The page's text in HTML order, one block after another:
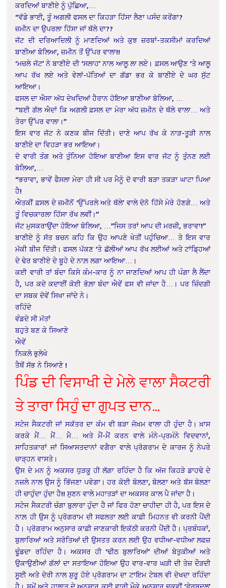
ਕਰਦਿਆਂ ਬਾਣੀਏ ਨੂੰ ਪੁੱਛਿਆ,…
“ਵੱਡੇ ਭਾਈ, ਤੂੰ ਅਗਲੀ ਫਸਲ ਦਾ ਕਿਹੜਾ ਹਿੱਸਾ ਲੈਣਾ ਪਸੰਦ ਕਰੇਂਗਾ?
ਜ਼ਮੀਨ ਦਾ ਉਪਰਲਾ ਹਿੱਸਾ ਜਾਂ ਥੱਲੇ ਦਾ??
ਜੱਟ ਦੀ ਦਰਿਆਦਿਲੀ ਨੂੰ ਮਾਣਦਿਆਂ ਅਤੇ ਕੁਝ ਜ਼ਰਬਾਂ-ਤਕਸੀਮਾਂ ਕਰਦਿਆਂ
ਬਾਣੀਆ ਬੋਲਿਆ, ਜ਼ਮੀਨ ਤੋਂ ਉੱਪਰ ਵਾਲਾ!!
‘ਮਚਲੇ ਜੱਟ’ ਨੇ ਬਾਣੀਏ ਦੀ ‘ਸਲਾਹ’ ਨਾਲ ਆਲੂ ਲਾ ਲਏ। ਫ਼ਸਲ ਆਉਣ ‘ਤੇ ਆਲੂ
ਆਪ ਰੱਖ ਲਏ ਅਤੇ ਵੇਲਾਂ-ਪੱਤਿਆਂ ਦਾ ਗੱਡਾ ਭਰ ਕੇ ਬਾਣੀਏ ਦੇ ਘਰ ਸੁੱਟ
ਆਇਆ।
ਫਸਲ ਦਾ ਐਸਾ ਅੱਧ ਦੇਖਦਿਆਂ ਹੈਰਾਨ ਹੋਇਆ ਬਾਣੀਆ ਬੋਲਿਆ, …
“ਬਈ ਗੱਲ ਐਦਾਂ ਕਿ ਅਗਲੀ ਫ਼ਸਲ ਦਾ ਮੇਰਾ ਅੱਧ ਜ਼ਮੀਨ ਦੇ ਥੱਲੇ ਵਾਲਾ… ਅਤੇ
ਤੇਰਾ ਉੱਪਰ ਵਾਲਾ।”
ਇਸ ਵਾਰ ਜੱਟ ਨੇ ਕਣਕ ਬੀਜ ਦਿੱਤੀ। ਦਾਣੇ ਆਪ ਰੱਖ ਕੇ ਨਾੜ-ਤੂੜੀ ਨਾਲ
ਬਾਣੀਏ ਦਾ ਵਿਹੜਾ ਭਰ ਆਇਆ।
ਦੋ ਵਾਰੀ ਤੰਗ ਅਤੇ ਤੁੰਨਿਆ ਹੋਇਆ ਬਾਣੀਆ ਇਸ ਵਾਰ ਜੱਟ ਨੂੰ ਤੁੰਨਣ ਲਈ
ਬੋਲਿਆ,…
“ਭਰਾਵਾ, ਭਾਵੇਂ ਫੈਸਲਾ ਮੇਰਾ ਹੀ ਸੀ ਪਰ ਮੈਨੂੰ ਦੋ ਵਾਰੀ ਬੜਾ ਤਕੜਾ ਘਾਟਾ ਪਿਆ
ਹੈ!
ਐਤਕੀਂ ਫ਼ਸਲ ਦੇ ਜ਼ਮੀਨੋਂ ‘ਉੱਪਰਲੇ ਅਤੇ ਥੱਲੇ’ ਵਾਲੇ ਦੋਨੋ ਹਿੱਸੇ ਮੇਰੇ ਹੋਣਗੇ… ਅਤੇ
ਤੂੰ ਵਿਚਕਾਰਲਾ ਹਿੱਸਾ ਰੱਖ ਲਵੀਂ।”
ਜੱਟ ਮੁਸਕਰਾਉਂਦਾ ਹੋਇਆ ਬੋਲਿਆ, …”ਜਿਸ ਤਰਾਂ ਆਪ ਦੀ ਮਰਜ਼ੀ, ਭਰਾਵਾ!”
ਬਾਣੀਏ ਨੂੰ ਸੱਤ ਬਚਨ ਕਹਿ ਕਿ ਉਹ ਆਪਣੇ ਖੇਤੀਂ ਪਹੁੰਚਿਆ… ਤੇ ਇਸ ਵਾਰ
ਮੱਕੀ ਬੀਜ ਦਿੱਤੀ। ਫਸਲ ਪੱਕਣ ‘ਤੇ ਛੱਲੀਆਂ ਆਪ ਰੱਖ ਲਈਆਂ ਅਤੇ ਟਾਂਡ੍ਹਿਆਂ
ਦੇ ਢੇਰ ਬਾਣੀਏ ਦੇ ਬੂਹੇ ਦੇ ਨਾਲ਼ ਲਗਾ ਆਇਆ…।
ਕਈ ਵਾਰੀ ਤਾਂ ਬੰਦਾ ਕਿਸੇ ਕੰਮ-ਕਾਰ ਨੂੰ ਨਾ ਜਾਣਦਿਆਂ ਆਪ ਹੀ ਪੰਗਾ ਲੈ ਲੈਂਦਾ
ਹੈ, ਪਰ ਕਦੇ ਕਦਾਈਂ ਕੋਈ ਭੋਲ਼ਾ ਬੰਦਾ ਐਵੇਂ ਫਸ ਵੀ ਜਾਂਦਾ ਹੈ…। ਪਰ ਜ਼ਿੰਦਗੀ
ਦਾ ਸਬਕ ਦੋਵੇਂ ਸਿਖਾ ਜਾਂਦੇ ਨੇ।
ਰਹਿੰਦੇ
ਵੰਡਦੇ ਸੀ ਮੱਤਾਂ
ਬਹੁਤੇ ਬਣ ਕੇ ਸਿਆਣੇ
ਐਵੇਂ
ਨਿਕਲੇ ਭੁਲੇਖੇ
ਤੈਥੋਂ ਸੱਭ ਨੇ ਸਿਆਣੇ !
ਪਿੰਡ ਦੀ ਵਿਸਾਖੀ ਦੇ ਮੇਲੇ ਵਾਲਾ ਸੈਕਟਰੀ
ਤੇ ਤਾਰਾ ਸਿਹੁੰ ਦਾ ਗੁਪਤ ਦਾਨ…
ਸਟੇਜ ਸੈਕਟਰੀ ਜਾਂ ਸਕੱਤਰ ਦਾ ਕੰਮ ਵੀ ਬੜਾ ਜੋਖ਼ਮ ਵਾਲਾ ਹੀ ਹੁੰਦਾ ਹੈ। ਖ਼ਾਸ
ਕਰਕੇ ਮੈਂ… ਮੈਂ… ਮੈ… ਅਤੇ ਮੈਂ-ਮੈਂ ਕਰਨ ਵਾਲੇ ਮੰਨੇ-ਪ੍ਰਮੰਨੇ ਵਿਦਵਾਨਾਂ,
ਸਾਹਿਤਕਾਰਾਂ ਜਾਂ ਸਿਆਸਤਦਾਨਾਂ ਵਗੈਰਾ ਵਾਲੇ ਪ੍ਰੋਗਰਾਮ ਦੇ ਕਾਰਜ ਨੂੰ ਨੇਪਰੇ
ਚਾੜ੍ਹਨ ਵਾਸਤੇ।
ਉਸ ਦੇ ਮਨ ਨੂੰ ਅਕਸਰ ਧੁੜਕੂ ਹੀ ਲੱਗਾ ਰਹਿੰਦਾ ਹੈ ਕਿ ਅੱਜ ਕਿਹੜੇ ਡਾਹਢੇ ਦੇ
ਨਜ਼ਲੇ ਨਾਲ ਉਸ ਨੂੰ ਭਿੱਜਣਾ ਪਵੇਗਾ। ਹਰ ਕੋਈ ਬੋਲਣਾ, ਬੋਲਣਾ ਅਤੇ ਬੱਸ ਬੋਲਣਾ
ਹੀ ਚਾਹੁੰਦਾ ਹੁੰਦਾ ਹੈ!! ਸੁਣਨ ਵਾਲੇ ਮਹਾਤੜਾਂ ਦਾ ਅਕਸਰ ਕਾਲ ਪੈ ਜਾਂਦਾ ਹੈ।
ਸਟੇਜ ਸੈਕਟਰੀ ਚੰਗਾ ਬੁਲਾਰਾ ਹੁੰਦਾ ਹੈ ਜਾਂ ਫਿਰ ਹੋਣਾ ਚਾਹੀਦਾ ਹੀ ਹੈ, ਪਰ ਇਸ ਦੇ
ਨਾਲ਼ ਹੀ ਉਸ ਨੂੰ ਪ੍ਰੋਗਰਾਮ ਦੀ ਸਫਲਤਾ ਲਈ ਕਾਫ਼ੀ ਮਿਹਨਤ ਵੀ ਕਰਨੀ ਪੈਂਦੀ
ਹੈ। ਪ੍ਰੋਗਰਾਮ ਅਨੁਸਾਰ ਕਾਫ਼ੀ ਜਾਣਕਾਰੀ ਇਕੱਠੀ ਕਰਨੀ ਪੈਂਦੀ ਹੈ। ਪ੍ਰਬੰਧਕਾਂ,
ਬੁਲਾਰਿਆਂ ਅਤੇ ਸਰੋਤਿਆਂ ਦੀ ਉਸਤਤ ਕਰਨ ਲਈ ਉਹ ਵਧੀਆ-ਵਧੀਆ ਲਫਜ਼
ਢੂੰਡਦਾ ਰਹਿੰਦਾ ਹੈ। ਅਕਸਰ ਹੀ ‘ਢੀਠ ਬੁਲਾਰਿਆਂ’ ਦੀਆਂ ਬੇਤੁਕੀਆਂ ਅਤੇ
ਉਕਾਉਣੀਆਂ ਗੱਲਾਂ ਦਾ ਸਤਾਇਆ ਹੋਇਆ ਉਹ ਵਾਰ-ਵਾਰ ਘੜੀ ਦੀ ਤੇਜ਼ ਦੌੜਦੀ
ਸੂਈ ਅਤੇ ਦੇਰੀ ਨਾਲ ਸ਼ੁਰੂ ਹੋਏ ਪ੍ਰੋਗਰਾਮ ਦਾ ਟਾਇਮ ਟੇਬਲ ਵੀ ਦੇਖਦਾ ਰਹਿੰਦਾ